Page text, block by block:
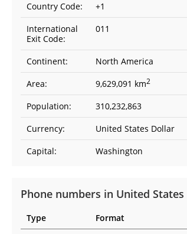
Country Code:
+1
International
Exit Code:
011
Continent:
North America
Area:
9,629,091 km2
Population:
310,232,863
Currency:
United States Dollar
Capital:
Washington
Phone numbers in United States
Type
Format